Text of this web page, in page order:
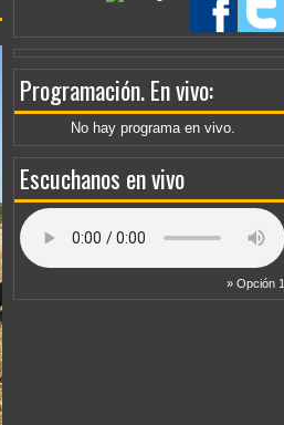
Programación. En vivo:
No hay programa en vivo.
Escuchanos en vivo
» Opción 1